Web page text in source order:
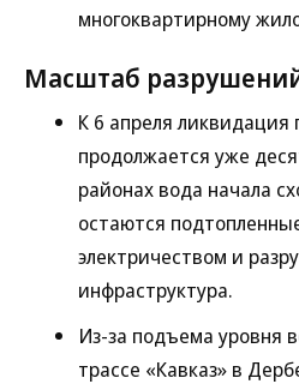
многоквартирному
Масштаб
К 6 апреля ликвидация
продолжается уже
районах вода начала
остаются
электричеством и
инфраструктура.
Из-за подъема уровня
трассе «Кавказ» в